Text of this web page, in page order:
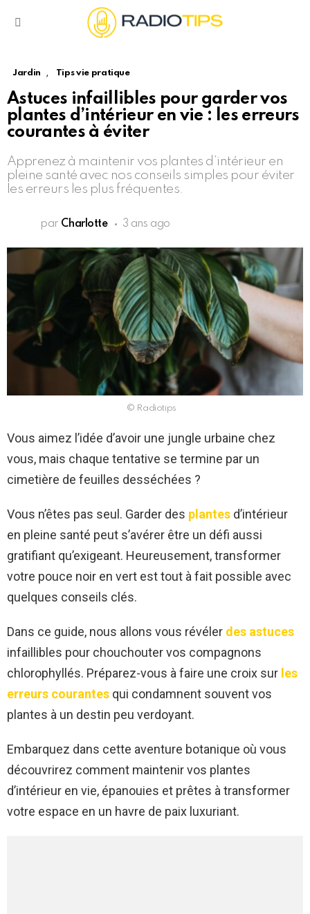
Jardin , Tips vie pratique
Astuces infaillibles pour garder vos
plantes d’intérieur en vie : les erreurs
courantes à éviter
Apprenez à maintenir vos plantes d’intérieur en
pleine santé avec nos conseils simples pour éviter
les erreurs les plus fréquentes.
par Charlotte 3 ans ago
© Radiotips
Vous aimez l’idée d’avoir une jungle urbaine chez
vous, mais chaque tentative se termine par un
cimetière de feuilles desséchées ?
Vous n’êtes pas seul. Garder des plantes d’intérieur
en pleine santé peut s’avérer être un défi aussi
gratifiant qu’exigeant. Heureusement, transformer
votre pouce noir en vert est tout à fait possible avec
quelques conseils clés.
Dans ce guide, nous allons vous révéler des astuces
infaillibles pour chouchouter vos compagnons
chlorophyllés. Préparez-vous à faire une croix sur les
erreurs courantes qui condamnent souvent vos
plantes à un destin peu verdoyant.
Embarquez dans cette aventure botanique où vous
découvrirez comment maintenir vos plantes
d’intérieur en vie, épanouies et prêtes à transformer
votre espace en un havre de paix luxuriant.